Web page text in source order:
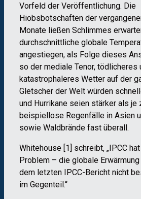
Vorfeld der Veröffentlichung. Die
Hiobsbotschaften der
Monate ließen Schlimmes
durchschnittliche globale
angestiegen, als Folge dieses
so der mediale Tenor, tödlicheres
katastrophaleres Wetter auf der
Gletscher der Welt würden
und Hurrikane seien stärker als je
beispiellose Regenfälle in Asien
sowie Waldbrände fast überall.
Whitehouse [1] schreibt, „IPCC
Problem – die globale
dem letzten IPCC-Bericht nicht
im Gegenteil.“